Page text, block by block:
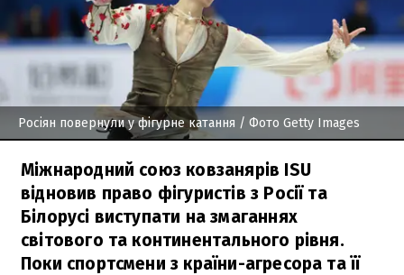
Росіян повернули у фігурне катання / Фото Getty Images
Міжнародний союз ковзанярів ISU
відновив право фігуристів з Росії та
Білорусі виступати на змаганнях
світового та континентального рівня.
Поки спортсмени з країни-агресора та її